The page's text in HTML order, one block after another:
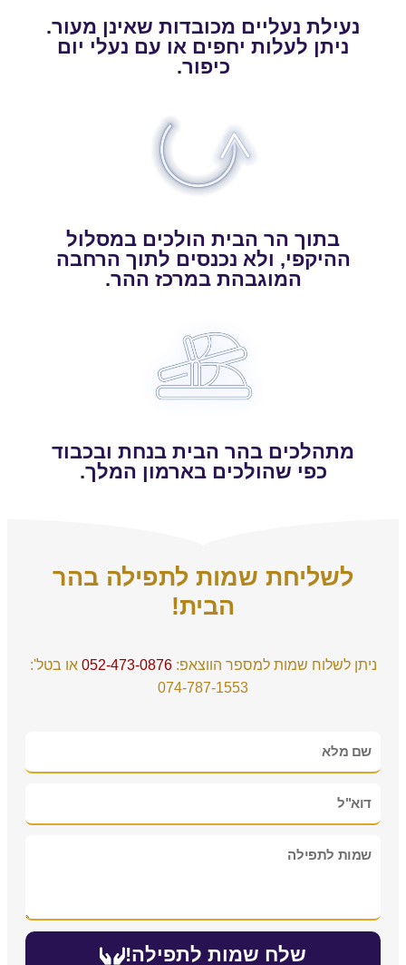
נעילת נעליים מכובדות שאינן מעור.
ניתן לעלות יחפים או עם נעלי יום
כיפור.
בתוך הר הבית הולכים במסלול
ההיקפי, ולא נכנסים לתוך הרחבה
המוגבהת במרכז ההר.
מתהלכים בהר הבית בנחת ובכבוד
כפי שהולכים בארמון המלך.
לשליחת שמות לתפילה בהר
הבית!
ניתן לשלוח שמות למספר הווצאפ: ⁦ 052-473-0876⁩ או בטל':
074-787-1553
שלח שמות לתפילה!